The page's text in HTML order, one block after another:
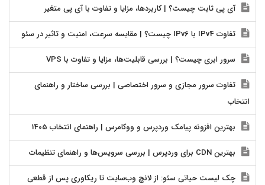
آی پی ثابت چیست؟ | کاربردها، مزایا و تفاوت با آی پی متغیر
تفاوت IPv4 با IPv6 چیست؟ | مقایسه سرعت، امنیت و تاثیر در سئو
سرور ابری چیست؟ | بررسی قابلیت‌ها، مزایا و تفاوت با VPS
تفاوت سرور مجازی و سرور اختصاصی | بررسی ساختار و راهنمای
انتخاب
بهترین افزونه پیامک وردپرس و ووکامرس | راهنمای انتخاب 1405
بهترین CDN برای وردپرس | بررسی سرویس‌ها و راهنمای تنظیمات
چک لیست حیاتی سئو: از لانچ وب‌سایت تا ریکاوری پس از قطعی